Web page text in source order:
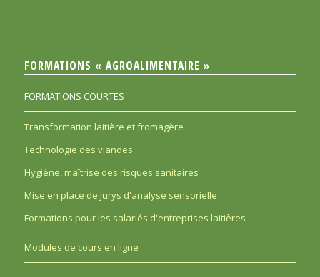
FORMATIONS « AGROALIMENTAIRE »
FORMATIONS COURTES
Transformation laitière et fromagère
Technologie des viandes
Hygiène, maîtrise des risques sanitaires
Mise en place de jurys d'analyse sensorielle
Formations pour les salariés d'entreprises laitières
Modules de cours en ligne